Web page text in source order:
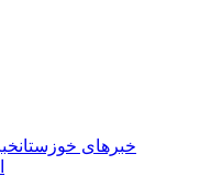
خبرهای خوزستان